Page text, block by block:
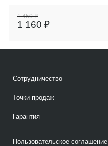
1 450 ₽
1 160 ₽
Сотрудничество
Точки продаж
Гарантия
Пользовательское соглашение